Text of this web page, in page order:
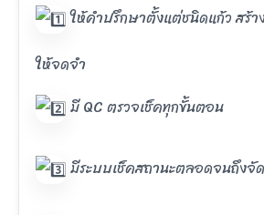
ให้คำปรึกษาตั้งแต่ชนิดแก้ว สร้า
ให้จดจำ
มี QC ตรวจเช็คทุกขั้นตอน
มีระบบเช็คสถานะตลอดจนถึงจั